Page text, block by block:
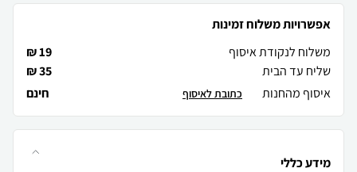
אפשרויות משלוח זמינות
משלוח לנקודת איסוף
19 ₪
שליח עד הבית
35 ₪
איסוף מהחנות
חינם כתובת לאיסוף
מידע כללי